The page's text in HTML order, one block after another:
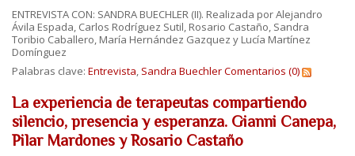
ENTREVISTA CON: SANDRA BUECHLER (II). Realizada por Alejandro
Ávila Espada, Carlos Rodríguez Sutil, Rosario Castaño, Sandra
Toribio Caballero, María Hernández Gazquez y Lucía Martínez
Domínguez
Palabras clave: Entrevista, Sandra BuechlerComentarios (0)
La experiencia de terapeutas compartiendo
silencio, presencia y esperanza. Gianni Canepa,
Pilar Mardones y Rosario Castaño